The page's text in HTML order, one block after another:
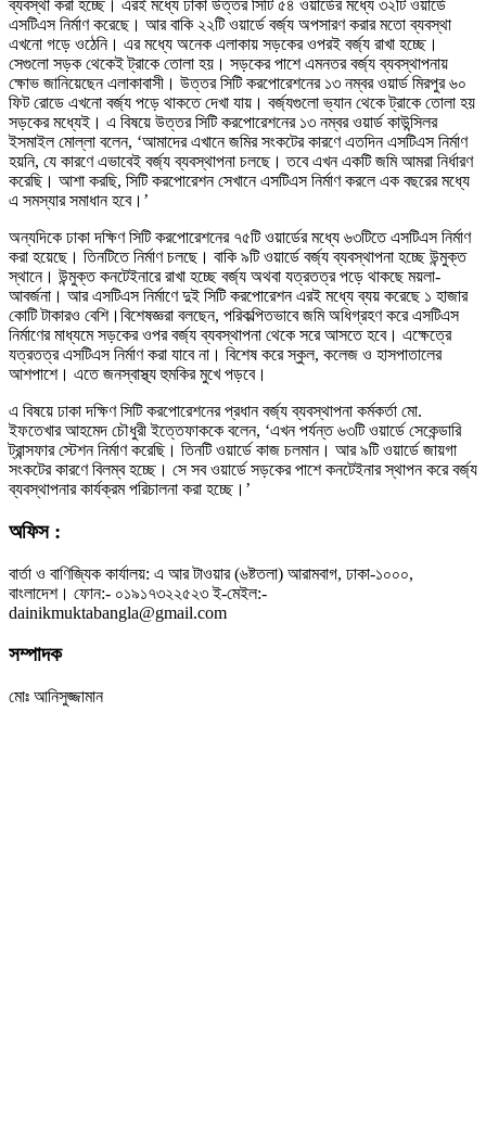
ব্যবস্থা করা হচ্ছে। এরই মধ্যে ঢাকা উত্তর সিটি ৫৪ ওয়ার্ডের মধ্যে ৩২টি ওয়ার্ডে
এসটিএস নির্মাণ করেছে। আর বাকি ২২টি ওয়ার্ডে বর্জ্য অপসারণ করার মতো ব্যবস্থা
এখনো গড়ে ওঠেনি। এর মধ্যে অনেক এলাকায় সড়কের ওপরই বর্জ্য রাখা হচ্ছে।
সেগুলো সড়ক থেকেই ট্রাকে তোলা হয়। সড়কের পাশে এমনতর বর্জ্য ব্যবস্থাপনায়
ক্ষোভ জানিয়েছেন এলাকাবাসী। উত্তর সিটি করপোরেশনের ১৩ নম্বর ওয়ার্ড মিরপুর ৬০
ফিট রোডে এখনো বর্জ্য পড়ে থাকতে দেখা যায়। বর্জ্যগুলো ভ্যান থেকে ট্রাকে তোলা হয়
সড়কের মধ্যেই। এ বিষয়ে উত্তর সিটি করপোরেশনের ১৩ নম্বর ওয়ার্ড কাউন্সিলর
ইসমাইল মোল্লা বলেন, ‘আমাদের এখানে জমির সংকটের কারণে এতদিন এসটিএস নির্মাণ
হয়নি, যে কারণে এভাবেই বর্জ্য ব্যবস্থাপনা চলছে। তবে এখন একটি জমি আমরা নির্ধারণ
করেছি। আশা করছি, সিটি করপোরেশন সেখানে এসটিএস নির্মাণ করলে এক বছরের মধ্যে
এ সমস্যার সমাধান হবে।’
অন্যদিকে ঢাকা দক্ষিণ সিটি করপোরেশনের ৭৫টি ওয়ার্ডের মধ্যে ৬৩টিতে এসটিএস নির্মাণ
করা হয়েছে। তিনটিতে নির্মাণ চলছে। বাকি ৯টি ওয়ার্ডে বর্জ্য ব্যবস্থাপনা হচ্ছে উন্মুক্ত
স্থানে। উন্মুক্ত কনটেইনারে রাখা হচ্ছে বর্জ্য অথবা যত্রতত্র পড়ে থাকছে ময়লা-
আবর্জনা। আর এসটিএস নির্মাণে দুই সিটি করপোরেশন এরই মধ্যে ব্যয় করেছে ১ হাজার
কোটি টাকারও বেশি।বিশেষজ্ঞরা বলছেন, পরিকল্পিতভাবে জমি অধিগ্রহণ করে এসটিএস
নির্মাণের মাধ্যমে সড়কের ওপর বর্জ্য ব্যবস্থাপনা থেকে সরে আসতে হবে। এক্ষেত্রে
যত্রতত্র এসটিএস নির্মাণ করা যাবে না। বিশেষ করে স্কুল, কলেজ ও হাসপাতালের
আশপাশে। এতে জনস্বাস্থ্য হুমকির মুখে পড়বে।
এ বিষয়ে ঢাকা দক্ষিণ সিটি করপোরেশনের প্রধান বর্জ্য ব্যবস্থাপনা কর্মকর্তা মো.
ইফতেখার আহমেদ চৌধুরী ইত্তেফাককে বলেন, ‘এখন পর্যন্ত ৬৩টি ওয়ার্ডে সেকেন্ডারি
ট্রান্সফার স্টেশন নির্মাণ করেছি। তিনটি ওয়ার্ডে কাজ চলমান। আর ৯টি ওয়ার্ডে জায়গা
সংকটের কারণে বিলম্ব হচ্ছে। সে সব ওয়ার্ডে সড়কের পাশে কনটেইনার স্থাপন করে বর্জ্য
ব্যবস্থাপনার কার্যক্রম পরিচালনা করা হচ্ছে।’
অফিস :
বার্তা ও বাণিজ্যিক কার্যালয়: এ আর টাওয়ার (৬ষ্টতলা) আরামবাগ, ঢাকা-১০০০,
বাংলাদেশ। ফোন:- ০১৯১৭৩২২৫২৩ ই-মেইল:-
dainikmuktabangla@gmail.com
সম্পাদক
মোঃ আনিসুজ্জামান